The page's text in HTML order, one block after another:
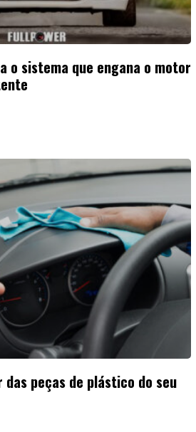
o sistema que engana o motor
peças de plástico do seu